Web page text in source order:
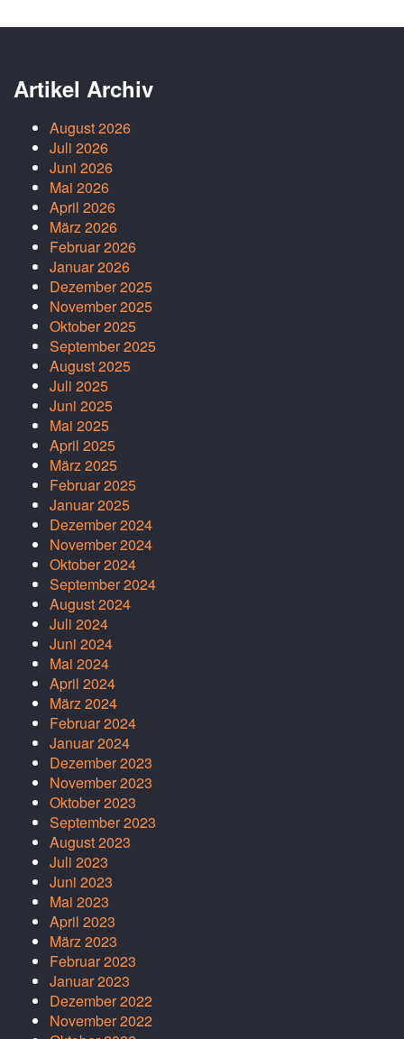
Artikel Archiv
August 2026
Juli 2026
Juni 2026
Mai 2026
April 2026
März 2026
Februar 2026
Januar 2026
Dezember 2025
November 2025
Oktober 2025
September 2025
August 2025
Juli 2025
Juni 2025
Mai 2025
April 2025
März 2025
Februar 2025
Januar 2025
Dezember 2024
November 2024
Oktober 2024
September 2024
August 2024
Juli 2024
Juni 2024
Mai 2024
April 2024
März 2024
Februar 2024
Januar 2024
Dezember 2023
November 2023
Oktober 2023
September 2023
August 2023
Juli 2023
Juni 2023
Mai 2023
April 2023
März 2023
Februar 2023
Januar 2023
Dezember 2022
November 2022